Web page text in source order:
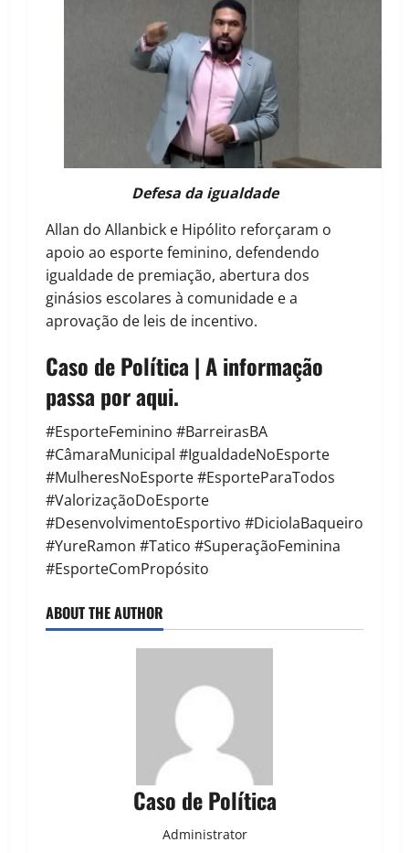
Defesa da igualdade
Allan do Allanbick e Hipólito reforçaram o
apoio ao esporte feminino, defendendo
igualdade de premiação, abertura dos
ginásios escolares à comunidade e a
aprovação de leis de incentivo.
Caso de Política | A informação
passa por aqui.
#EsporteFeminino #BarreirasBA
#CâmaraMunicipal #IgualdadeNoEsporte
#MulheresNoEsporte #EsporteParaTodos
#ValorizaçãoDoEsporte
#DesenvolvimentoEsportivo #DiciolaBaqueiro
#YureRamon #Tatico #SuperaçãoFeminina
#EsporteComPropósito
ABOUT THE AUTHOR
Caso de Política
Administrator